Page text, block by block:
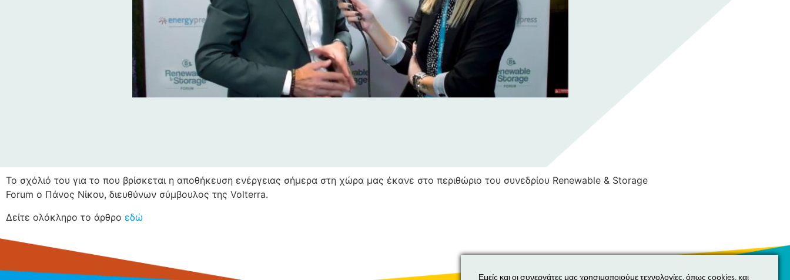
Το σχόλιό του για το που βρίσκεται η αποθήκευση ενέργειας σήμερα στη χώρα μας έκανε στο περιθώριο του συνεδρίου Renewable & Storage
Forum ο Πάνος Νίκου, διευθύνων σύμβουλος της Volterra.
Δείτε ολόκληρο το άρθρο εδώ